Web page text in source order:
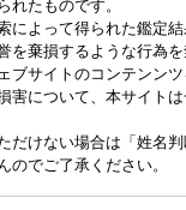
れたものです。
によって得られた鑑定
を棄損するような行為を
ブサイトのコンテンン
害について、本サイト
だけない場合は「姓名
のでご了承ください。